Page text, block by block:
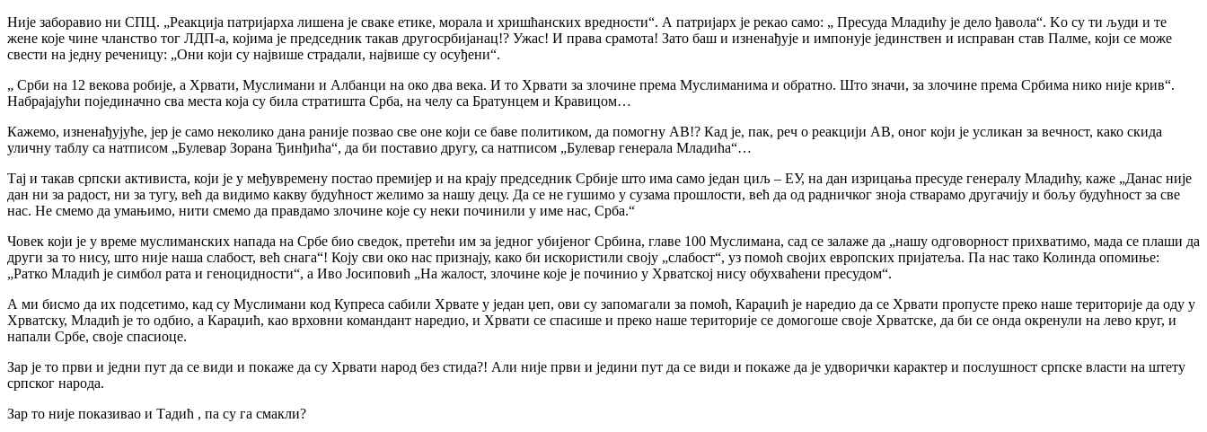
Није заборавио ни СПЦ. „Реакција патријарха лишена је сваке етике, морала и хришћанских вредности“. А патријарх је рекао само: „ Пресуда Младићу је дело ђавола“. Ko су ти људи и те
жене које чине чланство тог ЛДП-а, којима је председник такав другосрбијанац!? Ужас! И права срамота! Зато баш и изненађује и импонује јединствен и исправан став Палме, који се може
свести на једну реченицу: „Они који су највише страдали, највише су осуђени“.
„ Срби на 12 векова робије, а Хрвати, Муслимани и Албанци на око два века. И то Хрвати за злочине према Муслиманима и обратно. Што значи, за злочине према Србима нико није крив“.
Набрајајући појединачно сва места која су била стратишта Срба, на челу са Братунцем и Кравицом…
Кажемо, изненађујуће, јер је само неколико дана раније позвао све оне који се баве политиком, да помогну АВ!? Кад је, пак, реч о реакцији АВ, оног који је усликан за вечност, како скида
уличну таблу са натписом „Булевар Зорана Ђинђића“, да би поставио другу, са натписом „Булевар генерала Младића“…
Тај и такав српски активиста, који је у међувремену постао премијер и на крају председник Србије што има само један циљ – ЕУ, на дан изрицања пресуде генералу Младићу, каже „Данас није
дан ни за радост, ни за тугу, већ да видимо какву будућност желимо за нашу децу. Да се не гушимо у сузама прошлости, већ да од радничког зноја стварамо другачију и бољу будућност за све
нас. Не смемо да умањимо, нити смемо да правдамо злочине које су неки починили у име нас, Срба.“
Човек који је у време муслиманских напада на Србе био сведок, претећи им за једног убијеног Србина, главе 100 Муслимана, сад се залаже да „нашу одговорност прихватимо, мада се плаши да
други за то нису, што није наша слабост, већ снага“! Коју сви око нас признају, како би искористили своју „слабост“, уз помоћ својих европских пријатеља. Па нас тако Колинда опомиње:
„Ратко Младић је симбол рата и геноцидности“, а Иво Јосиповић „На жалост, злочине које је починио у Хрватској нису обухваћени пресудом“.
А ми бисмо да их подсетимо, кад су Муслимани код Купреса сабили Хрвате у један џеп, ови су запомагали за помоћ, Караџић је наредио да се Хрвати пропусте преко наше територије да оду у
Хрватску, Младић је то одбио, а Караџић, као врховни командант наредио, и Хрвати се спасише и преко наше територије се домогоше своје Хрватске, да би се онда окренули на лево круг, и
напали Србе, своје спасиоце.
Зар је то први и једни пут да се види и покаже да су Хрвати народ без стида?! Али није први и једини пут да се види и покаже да је удворички карактер и послушност српске власти на штету
српског народа.
Зар то није показивао и Тадић , па су га смакли?